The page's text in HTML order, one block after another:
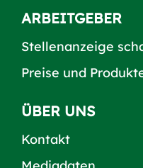
ARBEITGEBER
Stellenanzeige
Preise und
ÜBER UNS
Kontakt